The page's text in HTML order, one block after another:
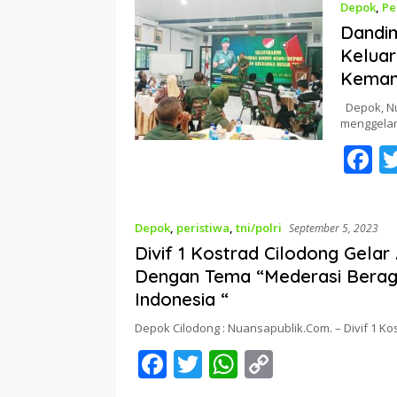
b
o
o
k
Depok,
Depok,
F
e
b
o
k
Depok, peristiwa, tni/polri September 5, 2023
Divif 1 Kostrad Cilodong
Dengan Tema “Mederasi
Indonesia “
Depok Cilodong : Nuansapublik.Com. – Divif 1
F T W